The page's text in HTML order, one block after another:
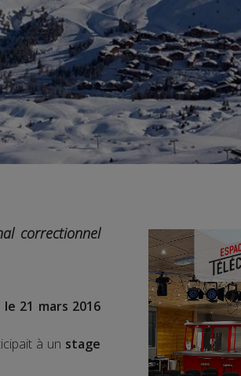
correctionnel
21 mars 2016
à un stage